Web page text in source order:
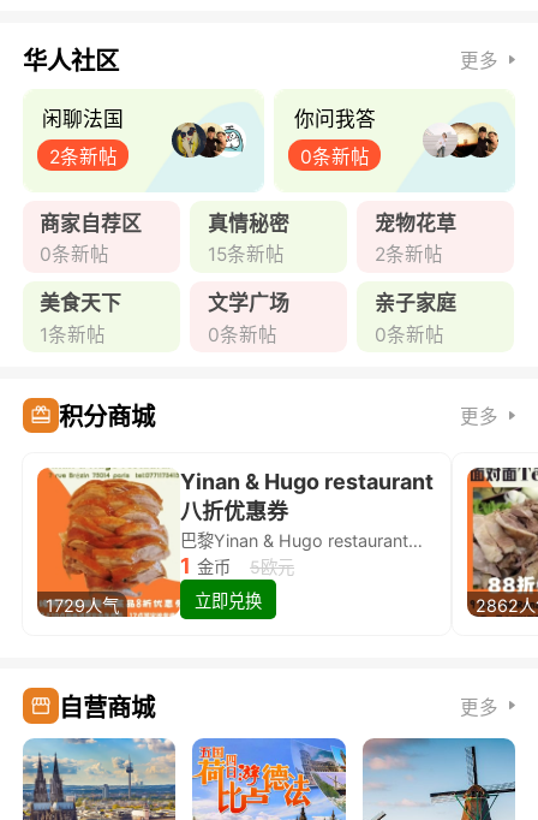
华人社区 更多
闲聊法国
2条新帖
你问我答
0条新帖
商家自荐区
0条新帖
真情秘密
15条新帖
宠物花草
2条新帖
美食天下
1条新帖
文学广场
0条新帖
亲子家庭
0条新帖
积分商城 更多
1729人气
Yinan & Hugo restaurant
八折优惠券
巴黎Yinan & Hugo restaurant除简餐类全场8折
1 金币
5欧元
立即兑换
2862
自营商城 更多